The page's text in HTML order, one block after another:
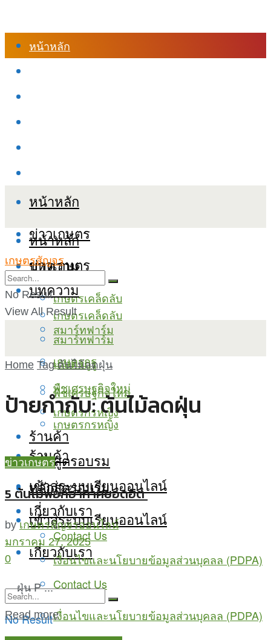
หน้าหลัก
หน้าหลัก
ข่าวเกษตร
บทความ
เกษตรเคล็ดลับ
สมาร์ทฟาร์ม
เกษตรกูรู
พืชเศรษฐกิจใหม่
เกษตรกรหญิง
ร้านค้า
หลักสูตรอบรม
เข้าสู่ระบบเรียนออนไลน์
เกี่ยวกับเรา
Contact Us
เงื่อนไขและนโยบายข้อมูลส่วนบุคลล (PDPA)
หน้าหลัก
ข่าวเกษตร
บทความ
เกษตรเคล็ดลับ
สมาร์ทฟาร์ม
เกษตรกูรู
พืชเศรษฐกิจใหม่
เกษตรกรหญิง
ร้านค้า
หลักสูตรอบรม
เข้าสู่ระบบเรียนออนไลน์
เกี่ยวกับเรา
Contact Us
เงื่อนไขและนโยบายข้อมูลส่วนบุคลล (PDPA)
No Result
เกษตรสัญจร
No Result
View All Result
Home Tag ต้นไม้ลดฝุ่น
ป้ายกำกับ:ต้นไม้ลดฝุ่น
ข่าวเกษตร
5 ต้นไม้ฟอกอากาศยอดฮิต
by เกษตรสัญจรออนไลน์
มกราคม 27, 2025
0
ฝุ่น P ...
Read more